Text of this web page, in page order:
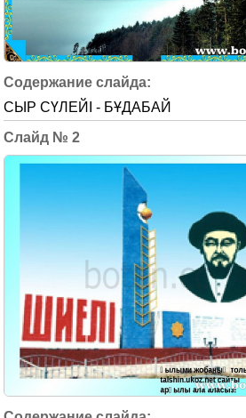
СЫР СҮЛЕЙІ - БҰДАБАЙ
2